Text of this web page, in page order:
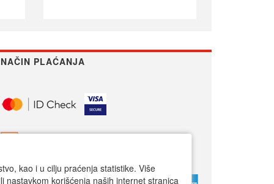
NAČIN PLAĆANJA
kao i u cilju praćenja statistike. Više
nastavkom korišćenja naših internet stranica